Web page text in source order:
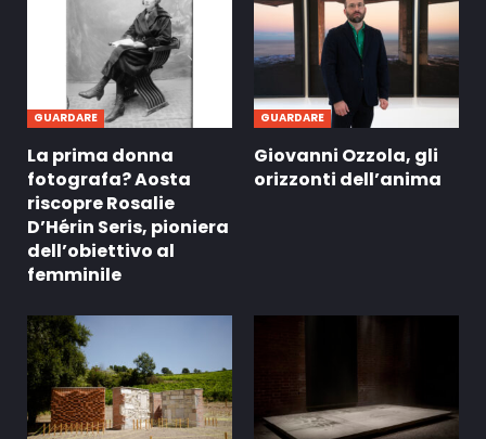
GUARDARE
La prima donna
fotografa? Aosta
riscopre Rosalie
D’Hérin Seris, pioniera
dell’obiettivo al
femminile
GUARDARE
Giovanni Ozzola, gli
orizzonti dell’anima